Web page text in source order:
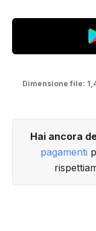
Dimensione file:
Hai ancora
pagamenti